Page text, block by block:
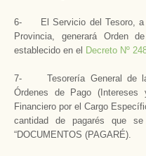
6- El Servicio del Tesoro, a
Provincia, generará Orden
establecido en el Decreto Nº
7- Tesorería General de la
Órdenes de Pago (Intereses
Financiero por el Cargo
cantidad de pagarés que
“DOCUMENTOS (PAGARÉ).